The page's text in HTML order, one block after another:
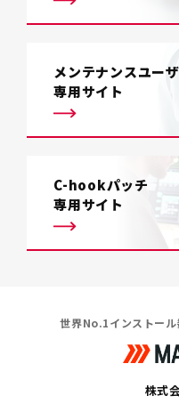
メンテナンスユー
専用サイト
C-hookパッチ
専用サイト
世界No.1インストー
株式